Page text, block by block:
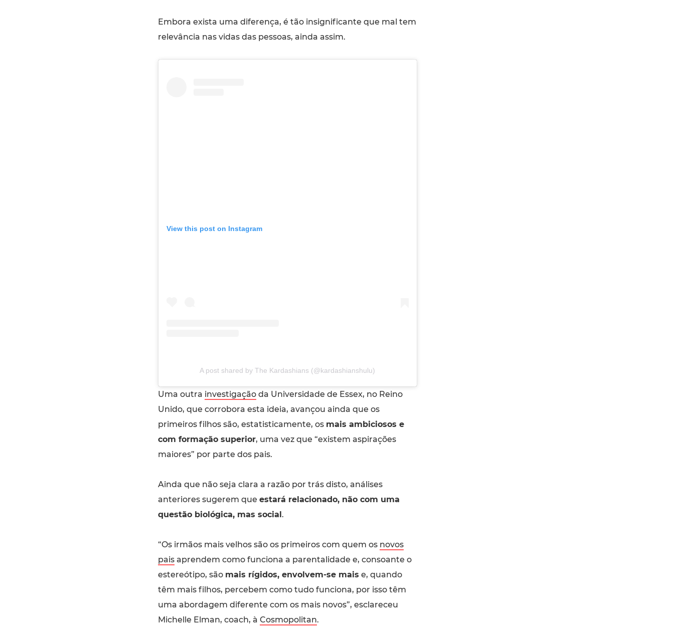
Embora exista uma diferença, é tão insignificante que mal tem
relevância nas vidas das pessoas, ainda assim.
View this post on Instagram
A post shared by The Kardashians (@kardashianshulu)
Uma outra investigaçãoda Universidade de Essex, no Reino
Unido, que corrobora esta ideia, avançou ainda que os
primeiros filhos são, estatisticamente, os mais ambiciosos e
com formação superior, uma vez que “existem aspirações
maiores” por parte dos pais.
Ainda que não seja clara a razão por trás disto, análises
anteriores sugerem que estará relacionado, não com uma
questão biológica, mas social.
“Os irmãos mais velhos são os primeiros com quem os novos
paisaprendem como funciona a parentalidade e, consoante o
estereótipo, são mais rígidos, envolvem-se mais e, quando
têm mais filhos, percebem como tudo funciona, por isso têm
uma abordagem diferente com os mais novos”, esclareceu
Michelle Elman, coach, à Cosmopolitan.